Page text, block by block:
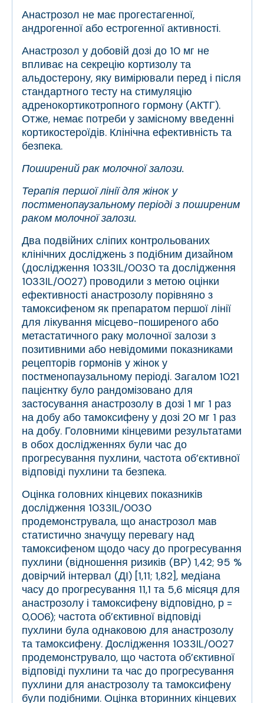
Анастрозол не має прогестагенної,
андрогенної або естрогенної активності.
Анастрозол у добовій дозі до 10 мг не
впливає на секрецію кортизолу та
альдостерону, яку вимірювали перед і після
стандартного тесту на стимуляцію
адренокортикотропного гормону (АКТГ).
Отже, немає потреби у замісному введенні
кортикостероїдів. Клінічна ефективність та
безпека.
Поширений рак молочної залози.
Терапія першої лінії для жінок у
постменопаузальному періоді з поширеним
раком молочної залози.
Два подвійних сліпих контрольованих
клінічних досліджень з подібним дизайном
(дослідження 1033IL/0030 та дослідження
1033IL/0027) проводили з метою оцінки
ефективності анастрозолу порівняно з
тамоксифеном як препаратом першої лінії
для лікування місцево-поширеного або
метастатичного раку молочної залози з
позитивними або невідомими показниками
рецепторів гормонів у жінок у
постменопаузальному періоді. Загалом 1021
пацієнтку було рандомізовано для
застосування анастрозолу в дозі 1 мг 1 раз
на добу або тамоксифену у дозі 20 мг 1 раз
на добу. Головними кінцевими результатами
в обох дослідженнях були час до
прогресування пухлини, частота об’єктивної
відповіді пухлини та безпека.
Оцінка головних кінцевих показників
дослідження 1033IL/0030
продемонструвала, що анастрозол мав
статистично значущу перевагу над
тамоксифеном щодо часу до прогресування
пухлини (відношення ризиків (ВР) 1,42; 95 %
довірчий інтервал (ДІ) [1,11; 1,82], медіана
часу до прогресування 11,1 та 5,6 місяця для
анастрозолу і тамоксифену відповідно, р =
0,006); частота об’єктивної відповіді
пухлини була однаковою для анастрозолу
та тамоксифену. Дослідження 1033IL/0027
продемонструвало, що частота об’єктивної
відповіді пухлини та час до прогресування
пухлини для анастрозолу та тамоксифену
були подібними. Оцінка вторинних кінцевих